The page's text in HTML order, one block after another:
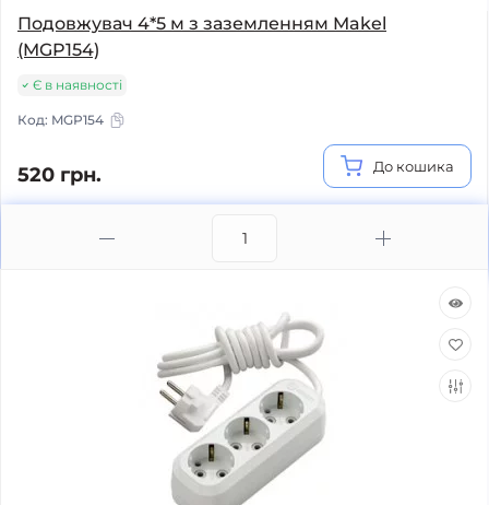
Подовжувач 4*5 м з заземленням Makel
(MGP154)
Є в наявності
Код: MGP154
520 грн. До кошика